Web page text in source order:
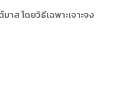
ส โดยวิธีเฉพาะเจาะจง